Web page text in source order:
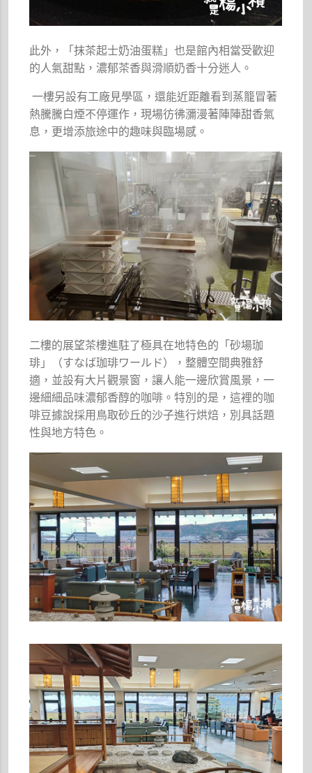
此外，「抹茶起士奶油蛋糕」也是館內相當受歡迎
的人氣甜點，濃郁茶香與滑順奶香十分迷人。
一樓另設有工廠見學區，還能近距離看到蒸籠冒著
熱騰騰白煙不停運作，現場彷彿瀰漫著陣陣甜香氣
息，更增添旅途中的趣味與臨場感。
二樓的展望茶樓進駐了極具在地特色的「砂場珈
琲」（すなば珈琲ワールド），整體空間典雅舒
適，並設有大片觀景窗，讓人能一邊欣賞風景，一
邊細細品味濃郁香醇的咖啡。特別的是，這裡的咖
啡豆據說採用鳥取砂丘的沙子進行烘焙，別具話題
性與地方特色。